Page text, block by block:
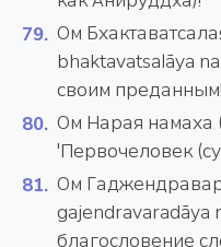
Ом
bhaktavatsalāya
своим
Ом Нарая намаха
'Первочеловек
Ом
благословение